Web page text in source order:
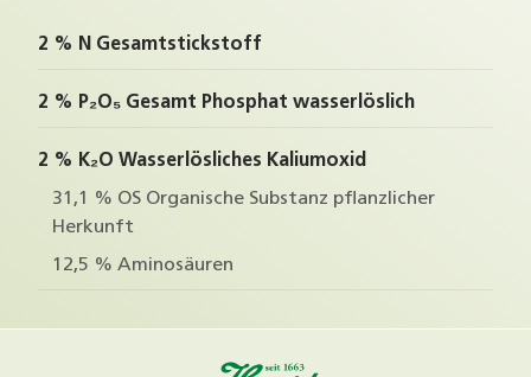
2 % N Gesamtstickstoff
2 % P₂O₅ Gesamt Phosphat wasserlöslich
2 % K₂O Wasserlösliches Kaliumoxid
31,1 % OS Organische Substanz pflanzlicher
Herkunft
12,5 % Aminosäuren